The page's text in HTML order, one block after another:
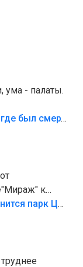
ума - палаты.
«Попал на пику»: СК показал место, где был смертельно травмирован ребенок в Тольятти
к
Глава Тольятти рассказал, как изменится парк Центрального района